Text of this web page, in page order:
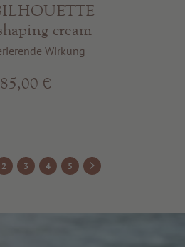
cream
Wirkung
85,00 €
2 3 4 5